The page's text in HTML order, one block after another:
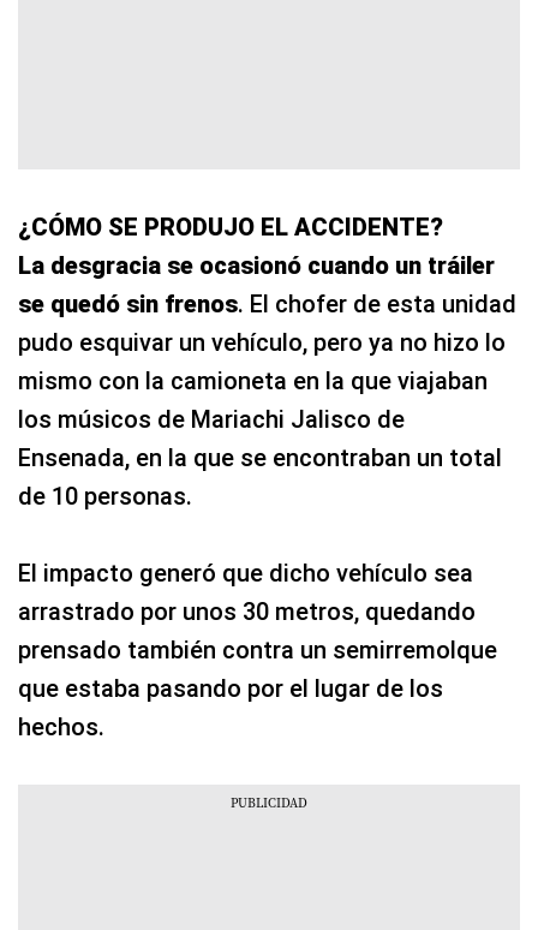
¿CÓMO SE PRODUJO EL ACCIDENTE?
La desgracia se ocasionó cuando un tráiler
se quedó sin frenos. El chofer de esta unidad
pudo esquivar un vehículo, pero ya no hizo lo
mismo con la camioneta en la que viajaban
los músicos de Mariachi Jalisco de
Ensenada, en la que se encontraban un total
de 10 personas.
El impacto generó que dicho vehículo sea
arrastrado por unos 30 metros, quedando
prensado también contra un semirremolque
que estaba pasando por el lugar de los
hechos.